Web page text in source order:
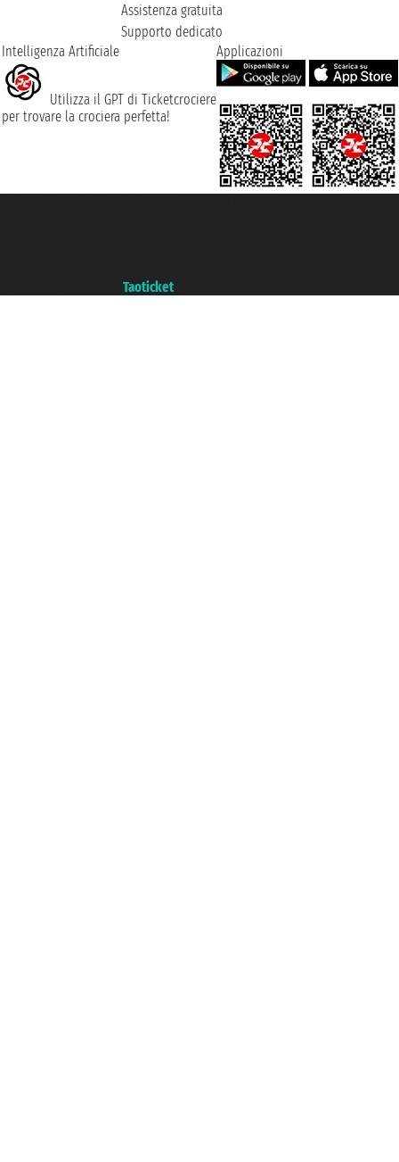
Assistenza gratuita
Supporto dedicato
Intelligenza Artificiale
Utilizza il GPT di Ticketcrociere
per trovare la crociera perfetta!
Applicazioni
Taoticket